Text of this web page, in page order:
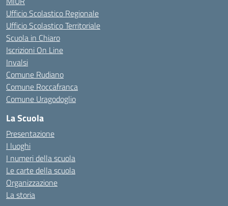
Ufficio Scolastico Regionale
Ufficio Scolastico Territoriale
Scuola in Chiaro
Iscrizioni On Line
Invalsi
Comune Rudiano
Comune Roccafranca
Comune Uragodoglio
La Scuola
Presentazione
I luoghi
I numeri della scuola
Le carte della scuola
Organizzazione
La storia